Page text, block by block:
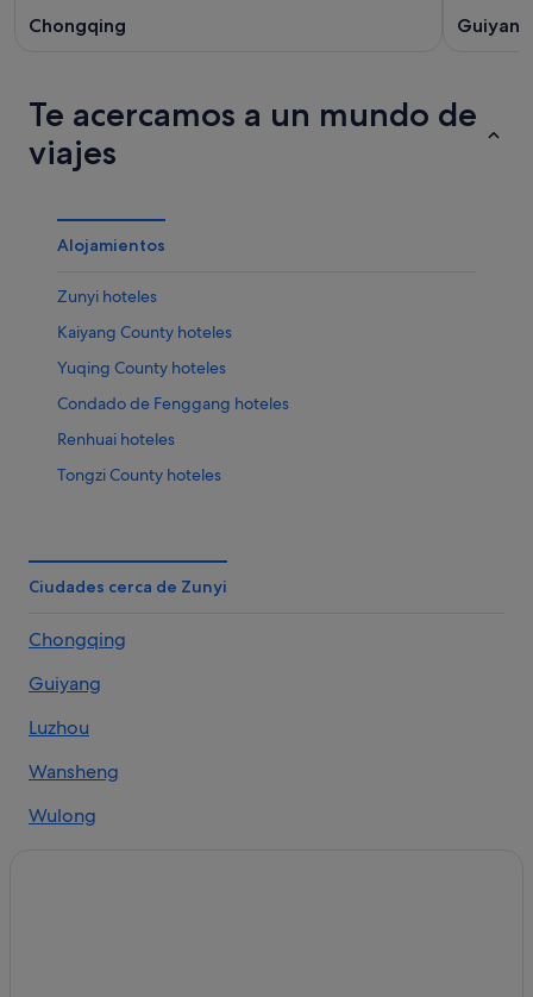
Chongqing Guiyang
Te acercamos a un mundo de
viajes
Alojamientos
Zunyi hoteles
Kaiyang County hoteles
Yuqing County hoteles
Condado de Fenggang hoteles
Renhuai hoteles
Tongzi County hoteles
Ciudades cerca de Zunyi
Chongqing
Guiyang
Luzhou
Wansheng
Wulong